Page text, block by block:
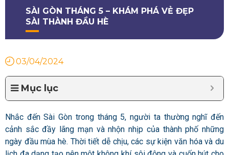
SÀI GÒN THÁNG 5 – KHÁM PHÁ VẺ ĐẸP
SÀI THÀNH ĐẦU HÈ
03/04/2024
Mục lục
Nhắc đến Sài Gòn trong tháng 5, người ta thường nghĩ đến
cảnh sắc đầy lãng mạn và nhộn nhịp của thành phố những
ngày đầu mùa hè. Thời tiết dễ chịu, các sự kiện văn hóa và du